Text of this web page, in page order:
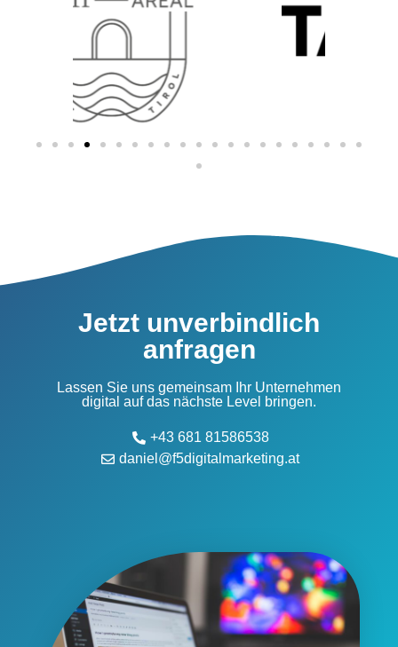
Jetzt unverbindlich
anfragen
Lassen Sie uns gemeinsam Ihr Unternehmen
digital auf das nächste Level bringen.
+43 681 81586538
daniel@f5digitalmarketing.at